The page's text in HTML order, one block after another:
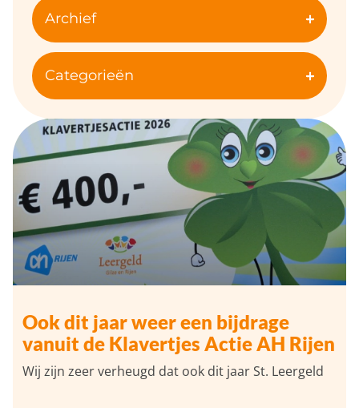
Archief
Categorieën
Ook dit jaar weer een bijdrage
vanuit de Klavertjes Actie AH Rijen
Wij zijn zeer verheugd dat ook dit jaar St. Leergeld